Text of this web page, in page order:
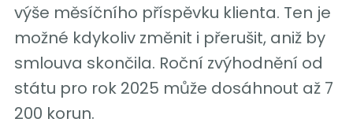
výše měsíčního příspěvku klienta. Ten je
možné kdykoliv změnit i přerušit, aniž by
smlouva skončila. Roční zvýhodnění od
státu pro rok 2025 může dosáhnout až 7
200 korun.